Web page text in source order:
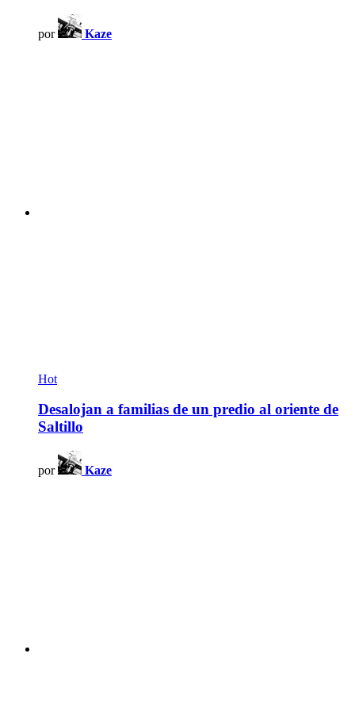
por Kaze
Hot
Desalojan a familias de un predio al oriente de
Saltillo
por Kaze